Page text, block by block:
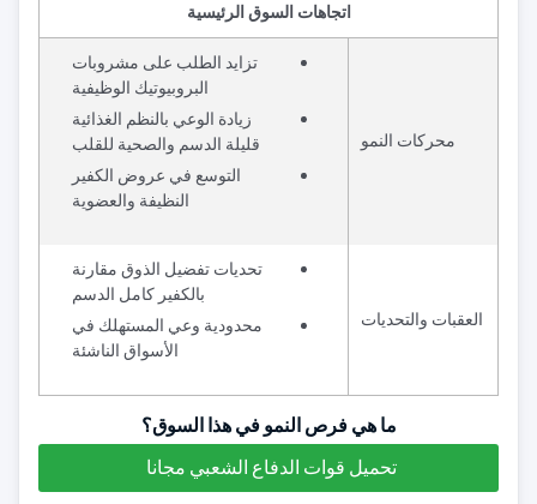
اتجاهات السوق الرئيسية
محركات النمو
تزايد الطلب على مشروبات
البروبيوتيك الوظيفية
زيادة الوعي بالنظم الغذائية
قليلة الدسم والصحية للقلب
التوسع في عروض الكفير
النظيفة والعضوية
العقبات والتحديات
تحديات تفضيل الذوق مقارنة
بالكفير كامل الدسم
محدودية وعي المستهلك في
الأسواق الناشئة
ما هي فرص النمو في هذا السوق؟
تحميل قوات الدفاع الشعبي مجانا